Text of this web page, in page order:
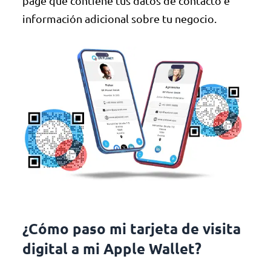
información adicional sobre tu negocio.
¿Cómo paso mi tarjeta de visita
digital a mi Apple Wallet?